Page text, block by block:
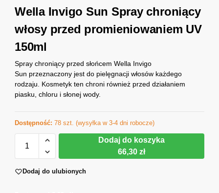
Wella Invigo Sun Spray chroniący
włosy przed promieniowaniem UV
150ml
Spray chroniący przed słońcem Wella Invigo
Sun przeznaczony jest do pielęgnacji włosów każdego
rodzaju. Kosmetyk ten chroni również przed działaniem
piasku, chloru i słonej wody.
Dostępność: 78 szt. (wysyłka w 3-4 dni robocze)
Dodaj do koszyka
66,30 zł
Dodaj do ulubionych